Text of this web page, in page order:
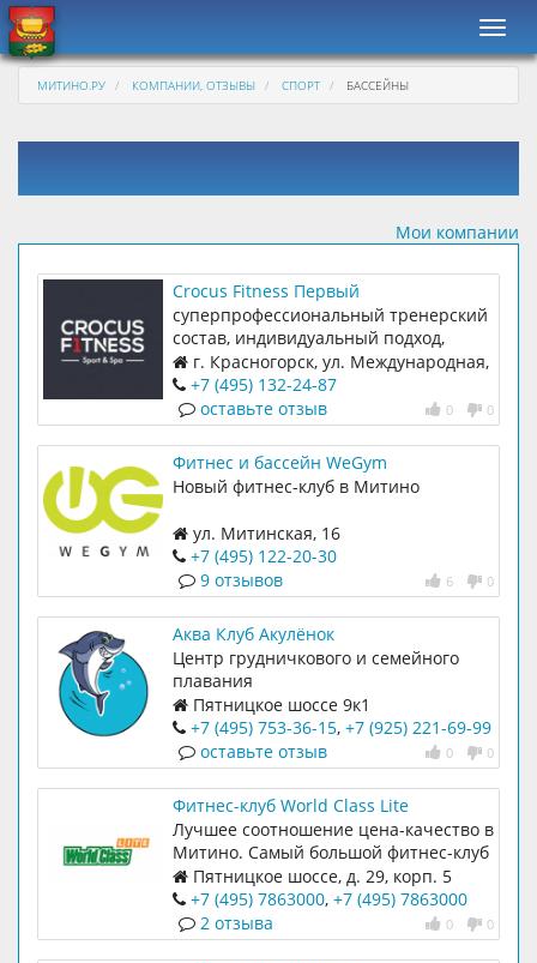
МИТИНО.РУ КОМПАНИИ, ОТЗЫВЫ СПОРТ БАССЕЙНЫ
Мои компании
Crocus Fitness Первый
суперпрофессиональный тренерский
состав, индивидуальный подход,
авторские программы, роскошный
дизайн
г. Красногорск, ул. Международная,
д.12 (ТЦ Vegas, -2 этаж)
+7 (495) 132-24-87
0 0
оставьте отзыв
Фитнес и бассейн WeGym
Новый фитнес-клуб в Митино
ул. Митинская, 16
+7 (495) 122-20-30
6 0
9 отзывов
Аква Клуб Акулёнок
Центр грудничкового и семейного
плавания
Пятницкое шоссе 9к1
+7 (495) 753-36-15, +7 (925) 221-69-99
0 0
оставьте отзыв
Фитнес-клуб World Class Lite
Лучшее соотношение цена-качество в
Митино. Самый большой фитнес-клуб
7000м2.
Пятницкое шоссе, д. 29, корп. 5
+7 (495) 7863000, +7 (495) 7863000
0 0
2 отзыва